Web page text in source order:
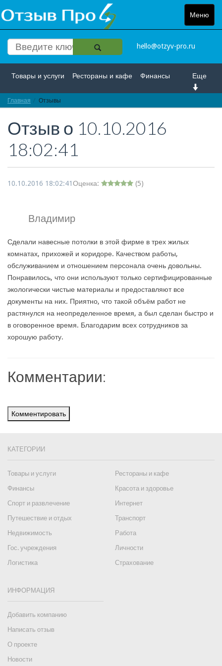
Меню
Toggle
hello@otzyv-pro.ru
Еще
Товары и услуги Рестораны и кафе Финансы
Красота и здоровье
Интернет Путешествие и отдых Транспорт
Недвижимость
Главная Отзывы
Отзыв о 10.10.2016
18:02:41
10.10.2016 18:02:41Оценка: (5)
Владимир
Сделали навесные потолки в этой фирме в трех жилых
комнатах, прихожей и коридоре. Качеством работы,
обслуживанием и отношением персонала очень довольны.
Понравилось, что они используют только сертифицированные
экологически чистые материалы и предоставляют все
документы на них. Приятно, что такой объём работ не
растянулся на неопределенное время, а был сделан быстро и
в оговоренное время. Благодарим всех сотрудников за
хорошую работу.
Комментарии:
Комментировать
КАТЕГОРИИ
Товары и услуги
Рестораны и кафе
Финансы
Красота и здоровье
Спорт и развлечение
Интернет
Путешествие и отдых
Транспорт
Недвижимость
Работа
Гос. учреждения
Личности
Логистика
Страхование
ИНФОРМАЦИЯ
Добавить компанию
Написать отзыв
О проекте
Новости